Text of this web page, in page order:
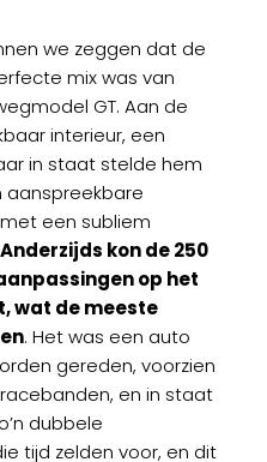
we zeggen dat de
mix was van
GT. Aan de
interieur, een
in staat stelde hem
aanspreekbare
een subliem
Anderzijds kon de 250
op het
wat de meeste
. Het was een auto
gereden, voorzien
en in staat
dubbele
tijd zelden voor, en dit